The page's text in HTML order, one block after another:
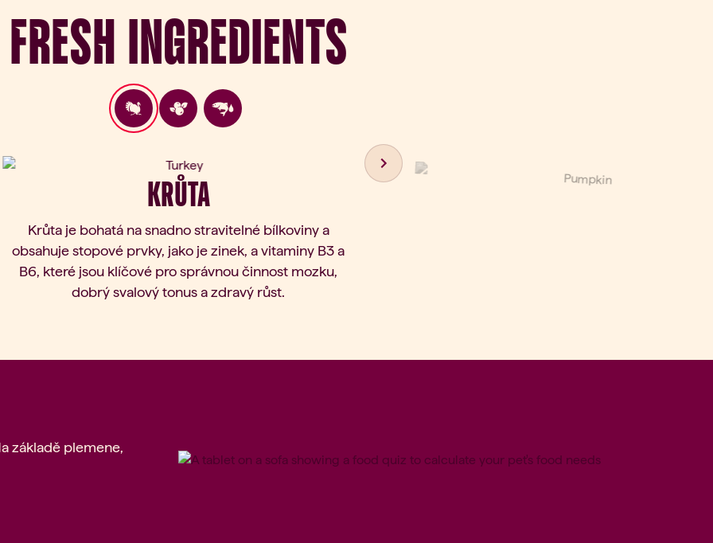
Fresh Ingredients
slide Next slide
KRŮTA
Krůta je bohatá na snadno stravitelné bílkoviny a
obsahuje stopové prvky, jako je zinek, a vitaminy B3 a
B6, které jsou klíčové pro správnou činnost mozku,
dobrý svalový tonus a zdravý růst.
základě plemene,